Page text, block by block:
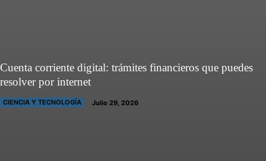
Cuenta corriente digital: trámites financieros que puedes
resolver por internet
CIENCIA Y TECNOLOGÍA Julio 29, 2026